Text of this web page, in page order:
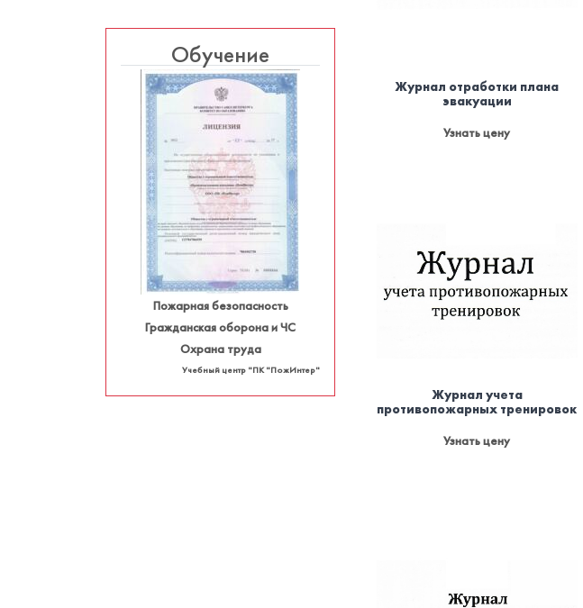
Обучение
Пожарная безопасность
Гражданская оборона и ЧС
Охрана труда
Учебный центр "ПК "ПожИнтер"
Журнал отработки плана
эвакуации
Узнать цену
Журнал учета
противопожарных тренировок
Узнать цену